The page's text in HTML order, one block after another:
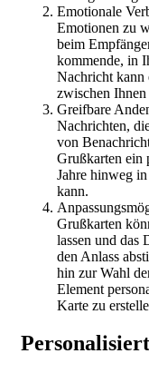
Emotionale
Emotionen zu
beim
kommende, in
Nachricht kann
zwischen
Greifbare
Nachrichten,
von
Grußkarten ein
Jahre hinweg
kann.
Grußkarten
lassen und das
den Anlass
hin zur Wahl
Element
Karte zu